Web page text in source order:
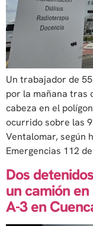
Un trabajador de
por la mañana tras
cabeza en el
ocurrido sobre las
Ventalomar, según
Emergencias 112
Dos
un camión
A-3 en